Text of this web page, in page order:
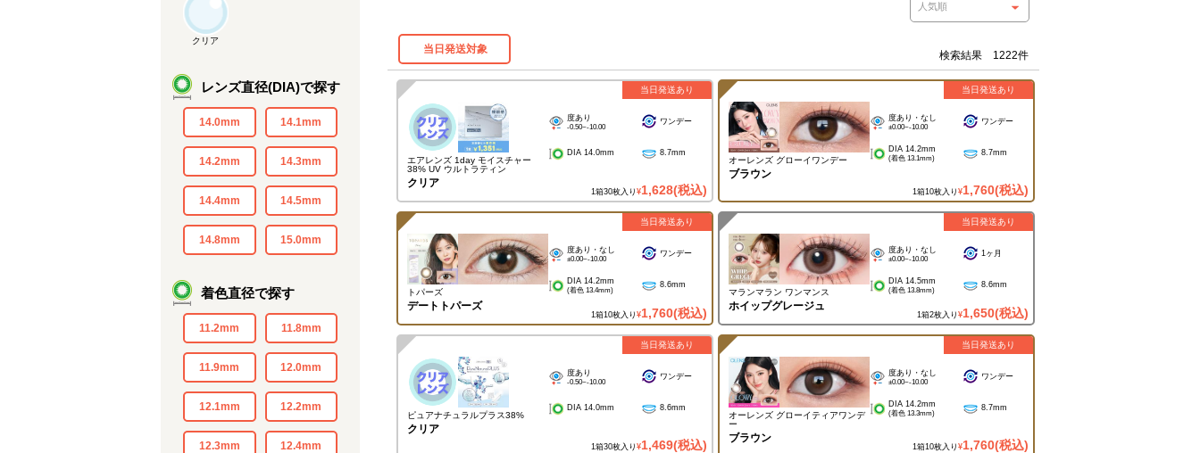
クリア
レンズ直径(DIA)で探す
14.0mm 14.1mm
14.2mm 14.3mm
14.4mm 14.5mm
14.8mm 15.0mm
着色直径で探す
11.2mm 11.8mm
11.9mm 12.0mm
12.1mm 12.2mm
12.3mm 12.4mm
当日発送対象 検索結果 1222件
エアレンズ 1day モイスチャー
38% UV ウルトラティン
クリア
度あり
-0.50~-10.00
ワンデー
DIA 14.0mm 8.7mm
1箱30枚入り ¥1,628(税込)
当日発送あり
オーレンズ グローイワンデー
ブラウン
度あり・なし
±0.00~-10.00
ワンデー
DIA 14.2mm
(着色 13.1mm)
8.7mm
1箱10枚入り ¥1,760(税込)
当日発送あり
トパーズ
デートトパーズ
度あり・なし
±0.00~-10.00
ワンデー
DIA 14.2mm
(着色 13.4mm)
8.6mm
1箱10枚入り ¥1,760(税込)
当日発送あり
マランマラン ワンマンス
ホイップグレージュ
度あり・なし
±0.00~-10.00
1ヶ月
DIA 14.5mm
(着色 13.8mm)
8.6mm
1箱2枚入り ¥1,650(税込)
当日発送あり
ピュアナチュラルプラス38%
クリア
度あり
-0.50~-10.00
ワンデー
DIA 14.0mm 8.6mm
1箱30枚入り ¥1,469(税込)
当日発送あり
オーレンズ グローイティアワンデ
ー
ブラウン
度あり・なし
±0.00~-10.00
ワンデー
DIA 14.2mm
(着色 13.3mm)
8.7mm
1箱10枚入り ¥1,760(税込)
当日発送あり